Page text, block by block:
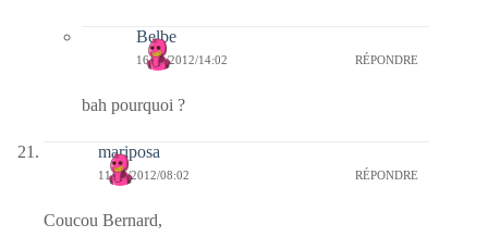
Belbe
16/09/2012/14:02 RÉPONDRE
bah pourquoi ?
mariposa
11/09/2012/08:02 RÉPONDRE
Coucou Bernard,